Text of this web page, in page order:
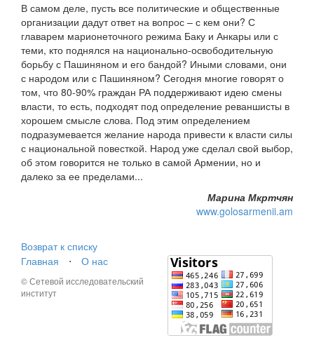
В самом деле, пусть все политические и общественные
организации дадут ответ на вопрос – с кем они? С
главарем марионеточного режима Баку и Анкары или с
теми, кто поднялся на национально-освободительную
борьбу с Пашиняном и его бандой? Иными словами, они
с народом или с Пашиняном? Сегодня многие говорят о
том, что 80-90% граждан РА поддерживают идею смены
власти, то есть, подходят под определение реваншисты в
хорошем смысле слова. Под этим определением
подразумевается желание народа привести к власти силы
с национальной повесткой. Народ уже сделал свой выбор,
об этом говорится не только в самой Армении, но и
далеко за ее пределами...
Марина Мкртчян
www.golosarmenii.am
Возврат к списку
Главная
⋅ О нас
© Сетевой исследовательский
институт